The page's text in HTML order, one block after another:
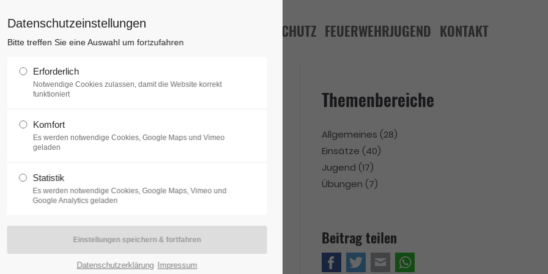
AKTUELLES ZIVILSCHUTZ FEUERWEHRJUGEND KONTAKT
in
der Feuerwehrjugend Kaltenleutgeben schon früh
Jugendgruppen des Bezirks, zum alljährlich
Hier treffen sich alle Jugendgruppen
zu verdienen. Unsere
Themenbereiche
Allgemeines (28)
Einsätze (40)
Jugend (17)
Übungen (7)
Beitrag teilen
Facebook
Twitter E-mail
Datenschutzeinstellungen
Bitte treffen Sie eine Auswahl um fortzufahren
Erforderlich
Notwendige Cookies zulassen, damit die Website korrekt
funktioniert
Komfort
Es werden notwendige Cookies, Google Maps und Vimeo
geladen
Statistik
Es werden notwendige Cookies, Google Maps, Vimeo und
Google Analytics geladen
Datenschutzerklärung Impressum